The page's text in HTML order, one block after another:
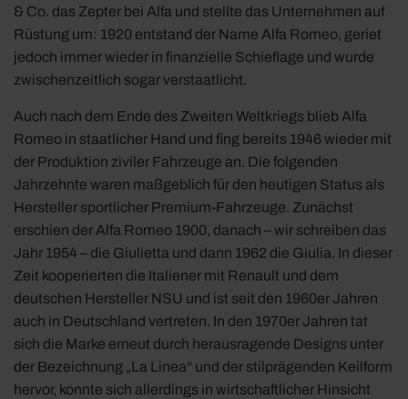
& Co. das Zepter bei Alfa und stellte das Unternehmen auf
Rüstung um: 1920 entstand der Name Alfa Romeo, geriet
jedoch immer wieder in finanzielle Schieflage und wurde
zwischenzeitlich sogar verstaatlicht.
Auch nach dem Ende des Zweiten Weltkriegs blieb Alfa
Romeo in staatlicher Hand und fing bereits 1946 wieder mit
der Produktion ziviler Fahrzeuge an. Die folgenden
Jahrzehnte waren maßgeblich für den heutigen Status als
Hersteller sportlicher Premium-Fahrzeuge. Zunächst
erschien der Alfa Romeo 1900, danach – wir schreiben das
Jahr 1954 – die Giulietta und dann 1962 die Giulia. In dieser
Zeit kooperierten die Italiener mit Renault und dem
deutschen Hersteller NSU und ist seit den 1960er Jahren
auch in Deutschland vertreten. In den 1970er Jahren tat
sich die Marke erneut durch herausragende Designs unter
der Bezeichnung „La Linea“ und der stilprägenden Keilform
hervor, konnte sich allerdings in wirtschaftlicher Hinsicht